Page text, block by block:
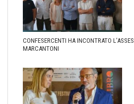
CONFESERCENTI HA INCONTRATO
MARCANTONI